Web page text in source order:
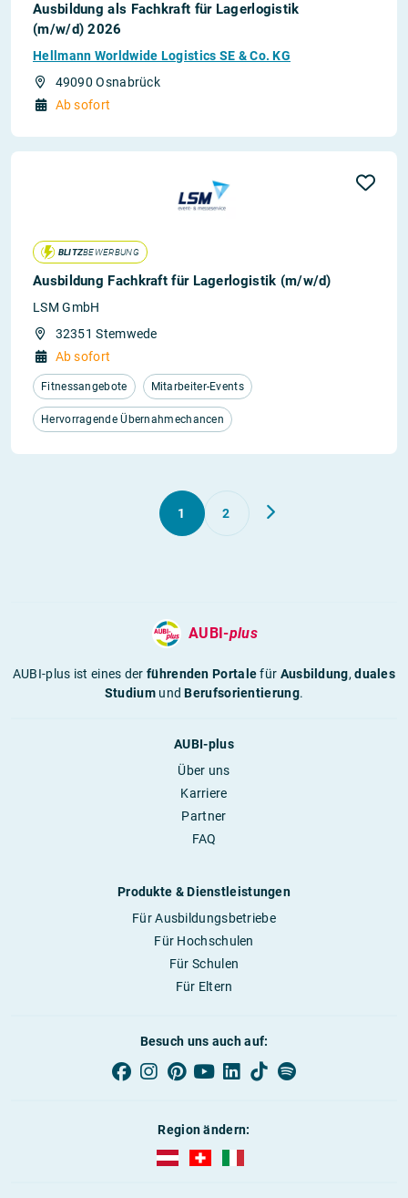
Ausbildung als Fachkraft für Lagerlogistik
(m/w/d) 2026
Hellmann Worldwide Logistics SE & Co. KG
49090 Osnabrück
Ab sofort
BLITZBEWERBUNG
Ausbildung Fachkraft für Lagerlogistik (m/w/d)
LSM GmbH
32351 Stemwede
Ab sofort
Fitnessangebote Mitarbeiter-Events
Hervorragende Übernahmechancen
1 2
AUBI-plus
AUBI-plus ist eines derführenden Portalefür Ausbildung,duales
StudiumundBerufsorientierung.
AUBI-plus
Über uns
Karriere
Partner
FAQ
Produkte & Dienstleistungen
Für Ausbildungsbetriebe
Für Hochschulen
Für Schulen
Für Eltern
Besuch uns auch auf:
Region ändern:
AUBI-plus Österreich (deutsch)